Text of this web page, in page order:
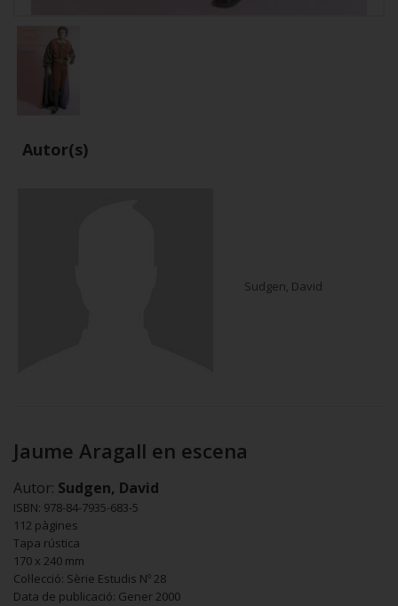
Autor(s)
Sudgen, David
Jaume Aragall en escena
Autor: Sudgen, David
ISBN: 978-84-7935-683-5
112 pàgines
Tapa rústica
170 x 240 mm
Col·lecció: Sèrie Estudis Nº 28
Data de publicació: Gener 2000